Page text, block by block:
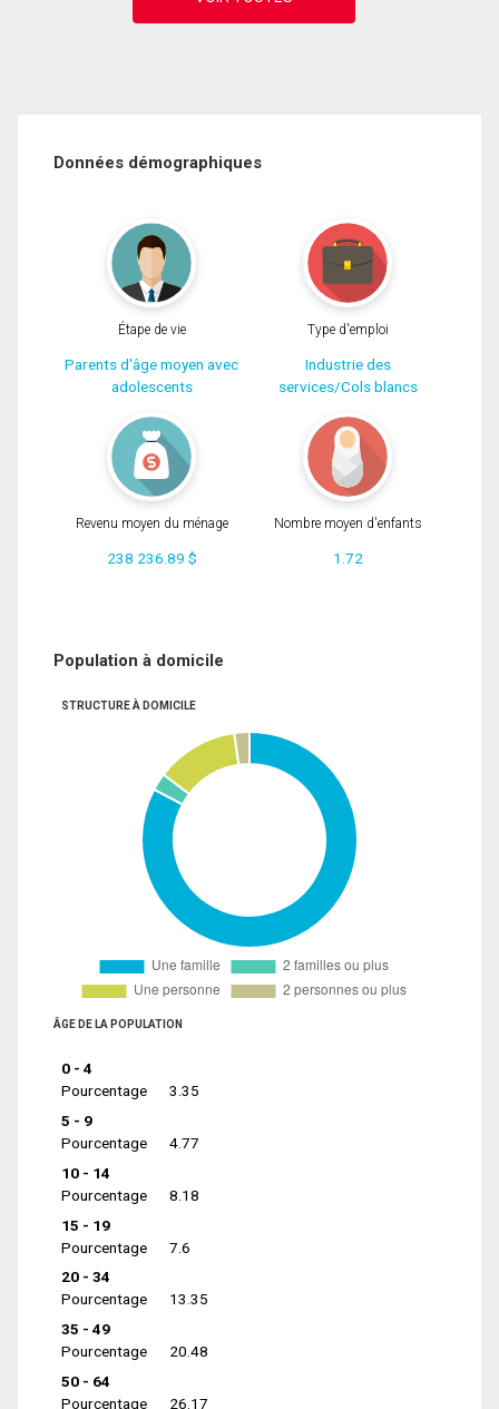
Données démographiques
Étape de vie
Parents d'âge moyen avec
adolescents
Type d'emploi
Industrie des
services/Cols blancs
Revenu moyen du ménage
238 236.89 $
Nombre moyen d'enfants
1.72
Population à domicile
STRUCTURE À DOMICILE
ÂGE DE LA POPULATION
0 - 4
Pourcentage
3.35
5 - 9
Pourcentage
4.77
10 - 14
Pourcentage
8.18
15 - 19
Pourcentage
7.6
20 - 34
Pourcentage
13.35
35 - 49
Pourcentage
20.48
50 - 64
Pourcentage
26.17